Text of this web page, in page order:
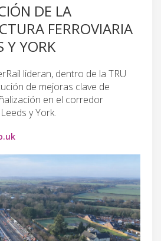
DE LA
FERROVIARIA
Y YORK
lideran, dentro de la TRU
de mejoras clave de
en el corredor
y York.